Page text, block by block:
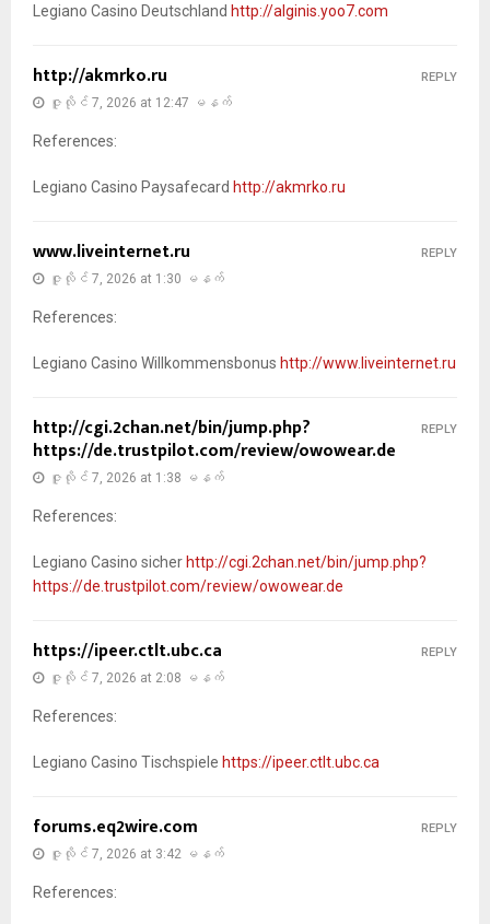
Legiano Casino Deutschland http://alginis.yoo7.com
http://akmrko.ru
ဇူလိုင် 7, 2026 at 12:47 မနက်
References:
Legiano Casino Paysafecard http://akmrko.ru
REPLY
www.liveinternet.ru
ဇူလိုင် 7, 2026 at 1:30 မနက်
References:
Legiano Casino Willkommensbonus http://www.liveinternet.ru
REPLY
http://cgi.2chan.net/bin/jump.php?
https://de.trustpilot.com/review/owowear.de
ဇူလိုင် 7, 2026 at 1:38 မနက်
References:
Legiano Casino sicher http://cgi.2chan.net/bin/jump.php?
https://de.trustpilot.com/review/owowear.de
REPLY
https://ipeer.ctlt.ubc.ca
ဇူလိုင် 7, 2026 at 2:08 မနက်
References:
Legiano Casino Tischspiele https://ipeer.ctlt.ubc.ca
REPLY
forums.eq2wire.com
ဇူလိုင် 7, 2026 at 3:42 မနက်
References:
REPLY